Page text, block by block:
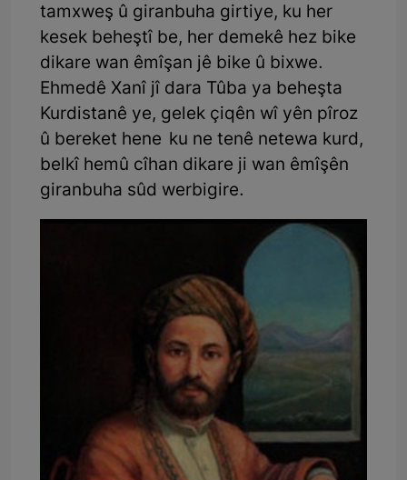
tamxweş û giranbuha girtiye, ku her
kesek beheştî be, her demekê hez bike
dikare wan êmîşan jê bike û bixwe.
Ehmedê Xanî jî dara Tûba ya beheşta
Kurdistanê ye, gelek çiqên wî yên pîroz
û bereket hene ku ne tenê netewa kurd,
belkî hemû cîhan dikare ji wan êmîşên
giranbuha sûd werbigire.